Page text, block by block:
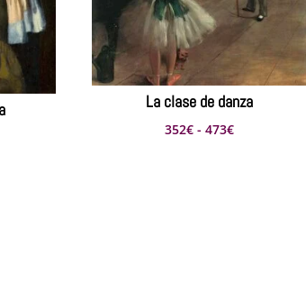
La clase de danza
352€ - 473€Rango